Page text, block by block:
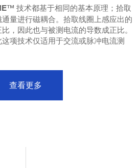
™ 技术都基于相同的基本原理；拾取
量进行磁耦合。拾取线圈上感应出的
，因此也与被测电流的导数成正比。
项技术仅适用于交流或脉冲电流测
查看更多